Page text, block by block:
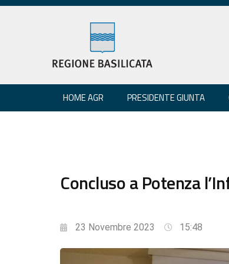
HOME AGR PRESIDENTE GIUNTA
Concluso a Potenza
23 Novembre 2023 15:48